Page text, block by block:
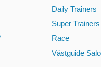
Daily Trainers
Super Trainers
Race
Västguide